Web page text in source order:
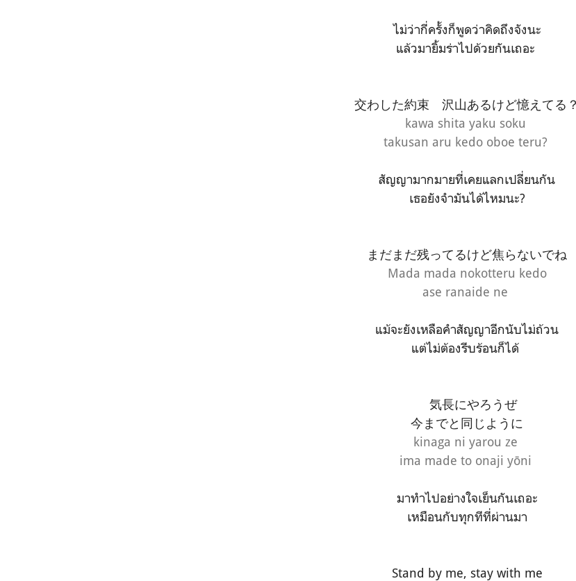
ไม่ว่ากี่ครั้งก็พูดว่าคิดถึงจังนะ
แล้วมายิ้มร่าไปด้วยกันเถอะ
交わした約束 沢山あるけど憶えてる？
kawa shita yaku soku
takusan aru kedo oboe teru?
สัญญามากมายที่เคยแลกเปลี่ยนกัน
เธอยังจำมันได้ไหมนะ?
まだまだ残ってるけど焦らないでね
Mada mada nokotteru kedo
ase ranaide ne
แม้จะยังเหลือคำสัญญาอีกนับไม่ถ้วน
แต่ไม่ต้องรีบร้อนก็ได้
気長にやろうぜ
今までと同じように
kinaga ni yarou ze
ima made to onaji yōni
มาทำไปอย่างใจเย็นกันเถอะ
เหมือนกับทุกทีที่ผ่านมา
Stand by me, stay with me